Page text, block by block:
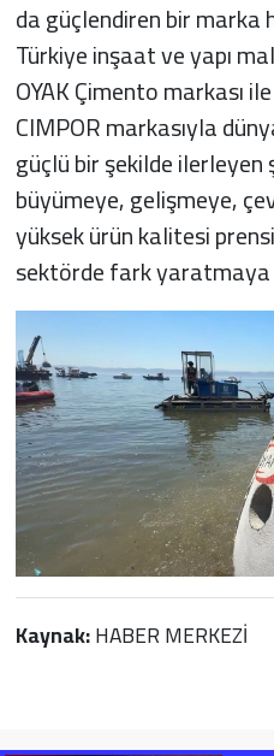
da güçlendiren bir marka
Türkiye inşaat ve yapı
OYAK Çimento markası
CIMPOR markasıyla
güçlü bir şekilde
büyümeye, gelişmeye,
yüksek ürün kalitesi
sektörde fark
Kaynak:HABER MERKEZİ